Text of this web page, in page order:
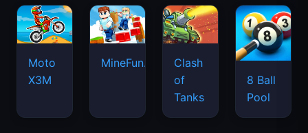
Moto
X3M
MineFun.io
Clash
of
Tanks
8 Ball
Pool